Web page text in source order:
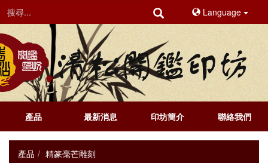
Language
產品 最新消息 印坊簡介 聯絡我們
產品 精篆毫芒雕刻